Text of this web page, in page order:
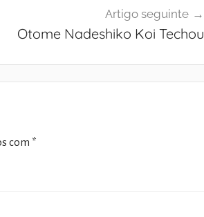
Artigo seguinte
Otome Nadeshiko Koi Techou
com *